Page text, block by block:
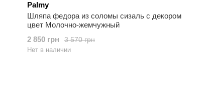
Palmy
Шляпа федора из соломы сизаль с декором
цвет Молочно-жемчужный
3 570 грн
2 850 грн
Нет в наличии